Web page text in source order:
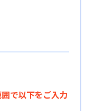
で以下をご入力